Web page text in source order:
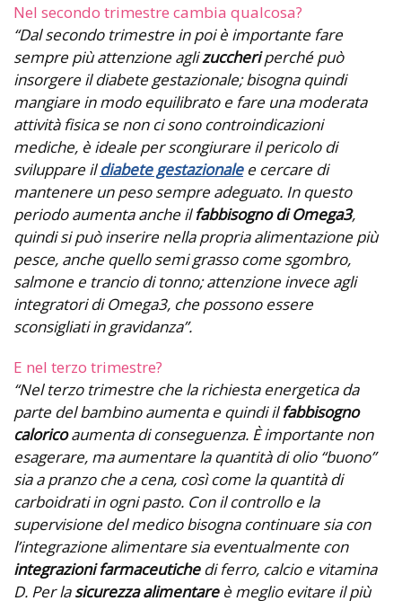
Nel secondo trimestre cambia qualcosa?
“Dal secondo trimestre in poi è importante fare
sempre più attenzione aglizuccheriperché può
insorgere il diabete gestazionale; bisogna quindi
mangiare in modo equilibrato e fare una moderata
attività fisica se non ci sono controindicazioni
mediche, è ideale per scongiurare il pericolo di
sviluppare ildiabete gestazionalee cercare di
mantenere un peso sempre adeguato. In questo
periodo aumenta anche ilfabbisogno di Omega3,
quindi si può inserire nella propria alimentazione più
pesce, anche quello semi grasso come sgombro,
salmone e trancio di tonno; attenzione invece agli
integratori di Omega3, che possono essere
sconsigliati in gravidanza”.
E nel terzo trimestre?
“Nel terzo trimestre che la richiesta energetica da
parte del bambino aumenta e quindi ilfabbisogno
caloricoaumenta di conseguenza. È importante non
esagerare, ma aumentare la quantità di olio “buono”
sia a pranzo che a cena, così come la quantità di
carboidrati in ogni pasto. Con il controllo e la
supervisione del medico bisogna continuare sia con
l’integrazione alimentare sia eventualmente con
integrazioni farmaceutichedi ferro, calcio e vitamina
D. Per lasicurezza alimentareè meglio evitare il più